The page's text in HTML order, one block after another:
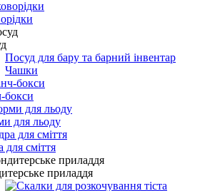
Посуд для бару та барний інвентар
Чашки
бокси
для льоду
для сміття
приладдя